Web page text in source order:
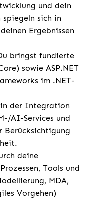
und dein
sich in
Ergebnissen
bringst fundierte
sowie ASP.NET
im .NET-
in der Integration
AI-Services und
Berücksichtigung
deine
Tools und
MDA,
Vorgehen)